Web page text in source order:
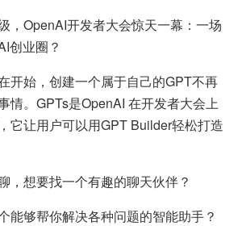
，OpenAI开发者大会惊天一幕：一场
创业圈？
开始，创建一个属于自己的GPT不再
情。GPTs是OpenAI 在开发者大会上
它让用户可以用GPT Builder轻松打造
，想要找一个有趣的聊天伙伴？
能够帮你解决各种问题的智能助手？